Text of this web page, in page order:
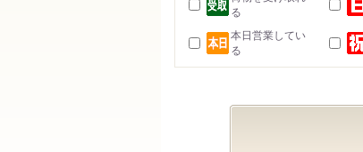
る
本日営業してい
る